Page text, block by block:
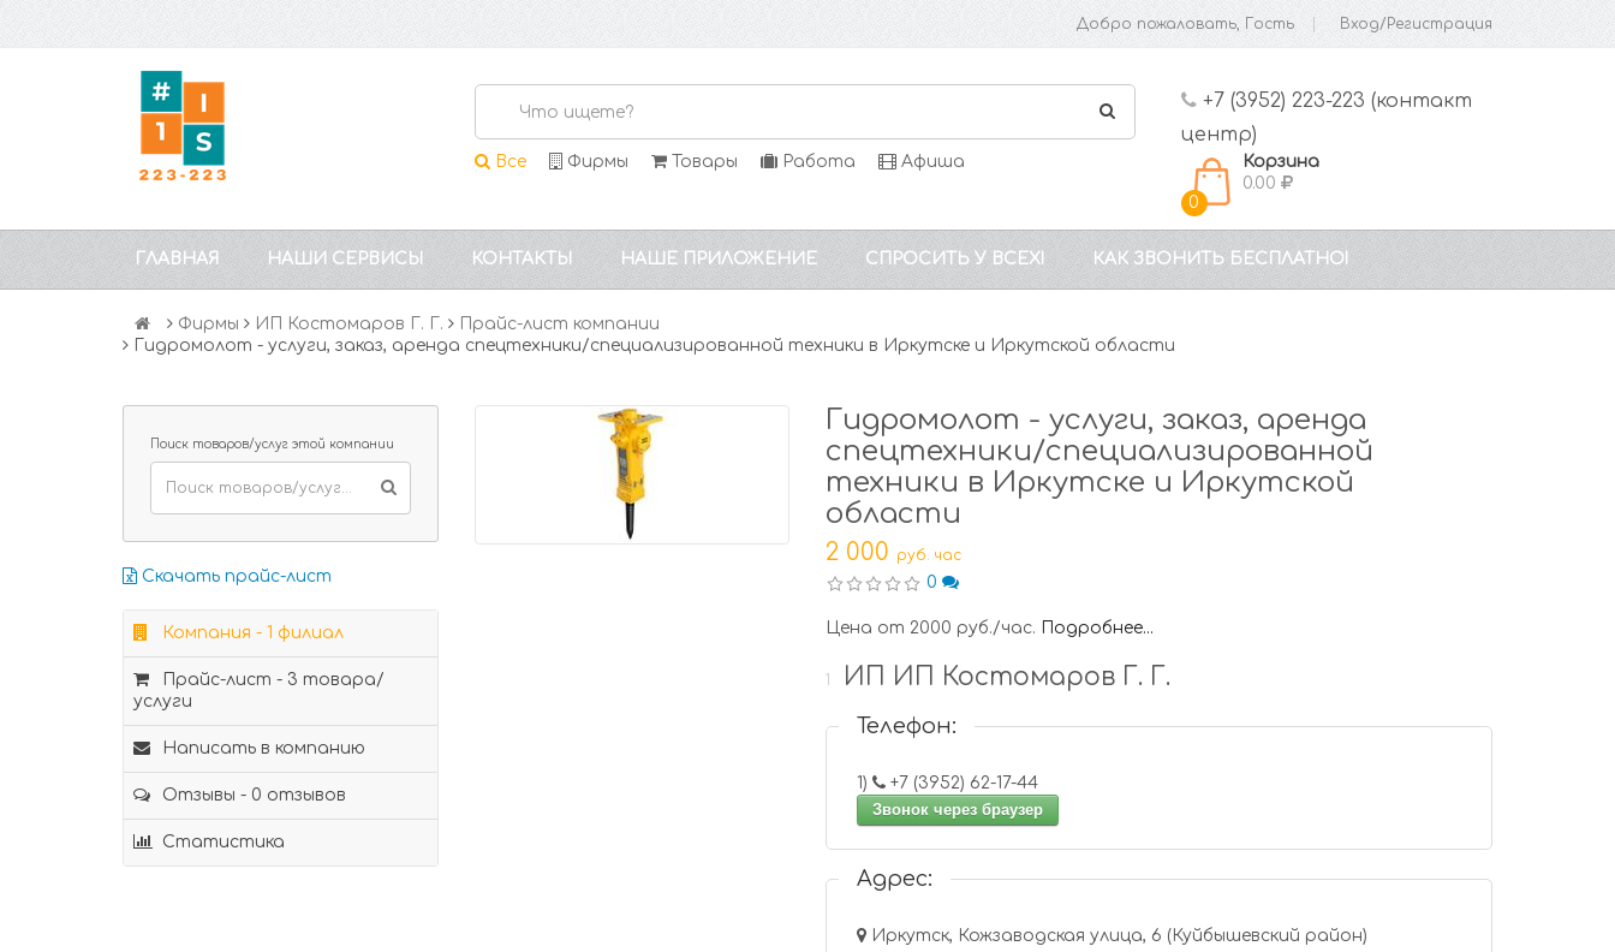
Добро пожаловать, Гость Вход/Регистрация
Все Фирмы Товары Работа Афиша
+7 (3952) 223-223 (контакт
центр)
0
Корзина
0.00
ГЛАВНАЯ НАШИ СЕРВИСЫ КОНТАКТЫ НАШЕ ПРИЛОЖЕНИЕ СПРОСИТЬ У ВСЕХ! КАК ЗВОНИТЬ БЕСПЛАТНО!
Фирмы ИП Костомаров Г. Г.
Прайс-лист компании
Гидромолот - услуги, заказ, аренда спецтехники/специализированной техники в Иркутске и Иркутской области
Поиск товаров/услуг этой компании
Скачать прайс-лист
Компания - 1 филиал
Прайс-лист - 3 товара/
услуги
Написать в компанию
Отзывы - 0 отзывов
Статистика
Гидромолот - услуги, заказ, аренда
спецтехники/специализированной
техники в Иркутске и Иркутской
области
2 000 руб. час
0
Цена от 2000 руб./час. Подробнее...
1 ИП ИП Костомаров Г. Г.
Телефон:
1)
+7 (3952) 62-17-44
Звонок через браузер
Адрес:
Иркутск, Кожзаводская улица, 6 (Куйбышевский район)